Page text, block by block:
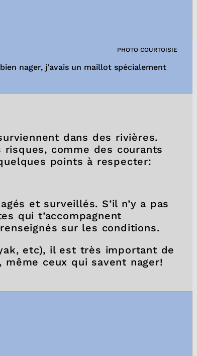
PHOTO COURTOISIE
nager, j’avais un maillot spécialement
dans des rivières.
risques, comme des courants
points à respecter:
et surveillés. S’il n’y a pas
qui t’accompagnent
sur les conditions.
etc), il est très important de
ceux qui savent nager!